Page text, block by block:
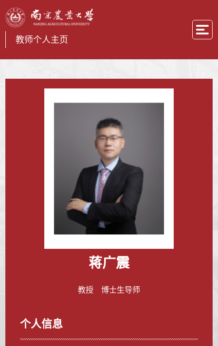
教师个人主页
蒋广震
教授 博士生导师
个人信息